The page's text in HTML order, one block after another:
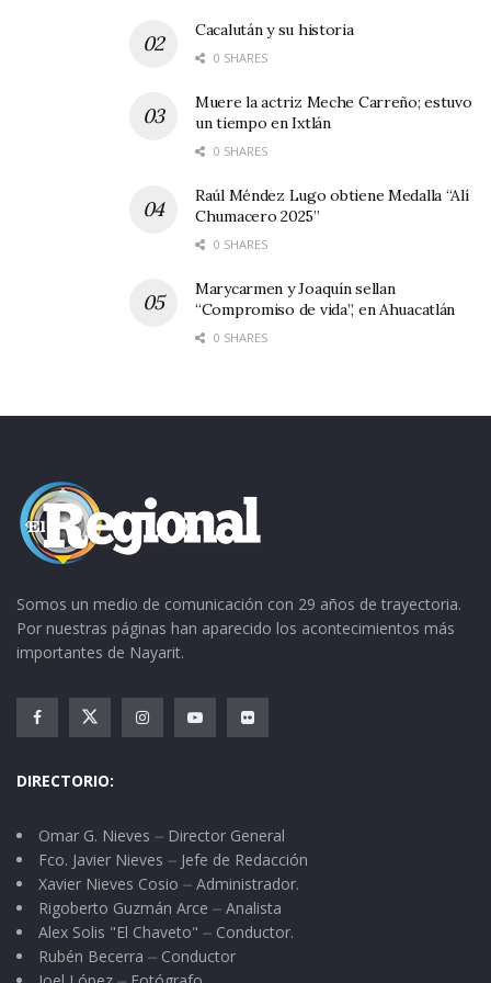
tiznados, ¡Pero bien bailaooos! (Ernesto Parra
Cacalután y su historia
0 SHARES
Muere la actriz Meche Carreño; estuvo
un tiempo en Ixtlán
0 SHARES
Raúl Méndez Lugo obtiene Medalla “Alí
Chumacero 2025”
0 SHARES
Marycarmen y Joaquín sellan
“Compromiso de vida”, en Ahuacatlán
0 SHARES
Somos un medio de comunicación con 29 años de trayectoria.
Por nuestras páginas han aparecido los acontecimientos más
importantes de Nayarit.
DIRECTORIO:
Omar G. Nieves ⏤ Director General
Fco. Javier Nieves ⏤ Jefe de Redacción
Xavier Nieves Cosio ⏤ Administrador.
Rigoberto Guzmán Arce ⏤ Analista
Alex Solis "El Chaveto" ⏤ Conductor.
Rubén Becerra ⏤ Conductor